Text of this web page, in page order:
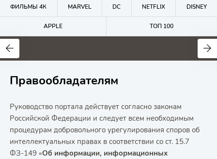
ФИЛЬМЫ 4К MARVEL DC NETFLIX DISNEY
APPLE ТОП 100
7.5
Правообладателям
Руководство портала действует согласно законам
Российской Федерации и следует всем необходимым
процедурам добровольного урегулирования споров об
интеллектуальных правах в соответствии со ст. 15.7
ФЗ-149 «Об информации, информационных